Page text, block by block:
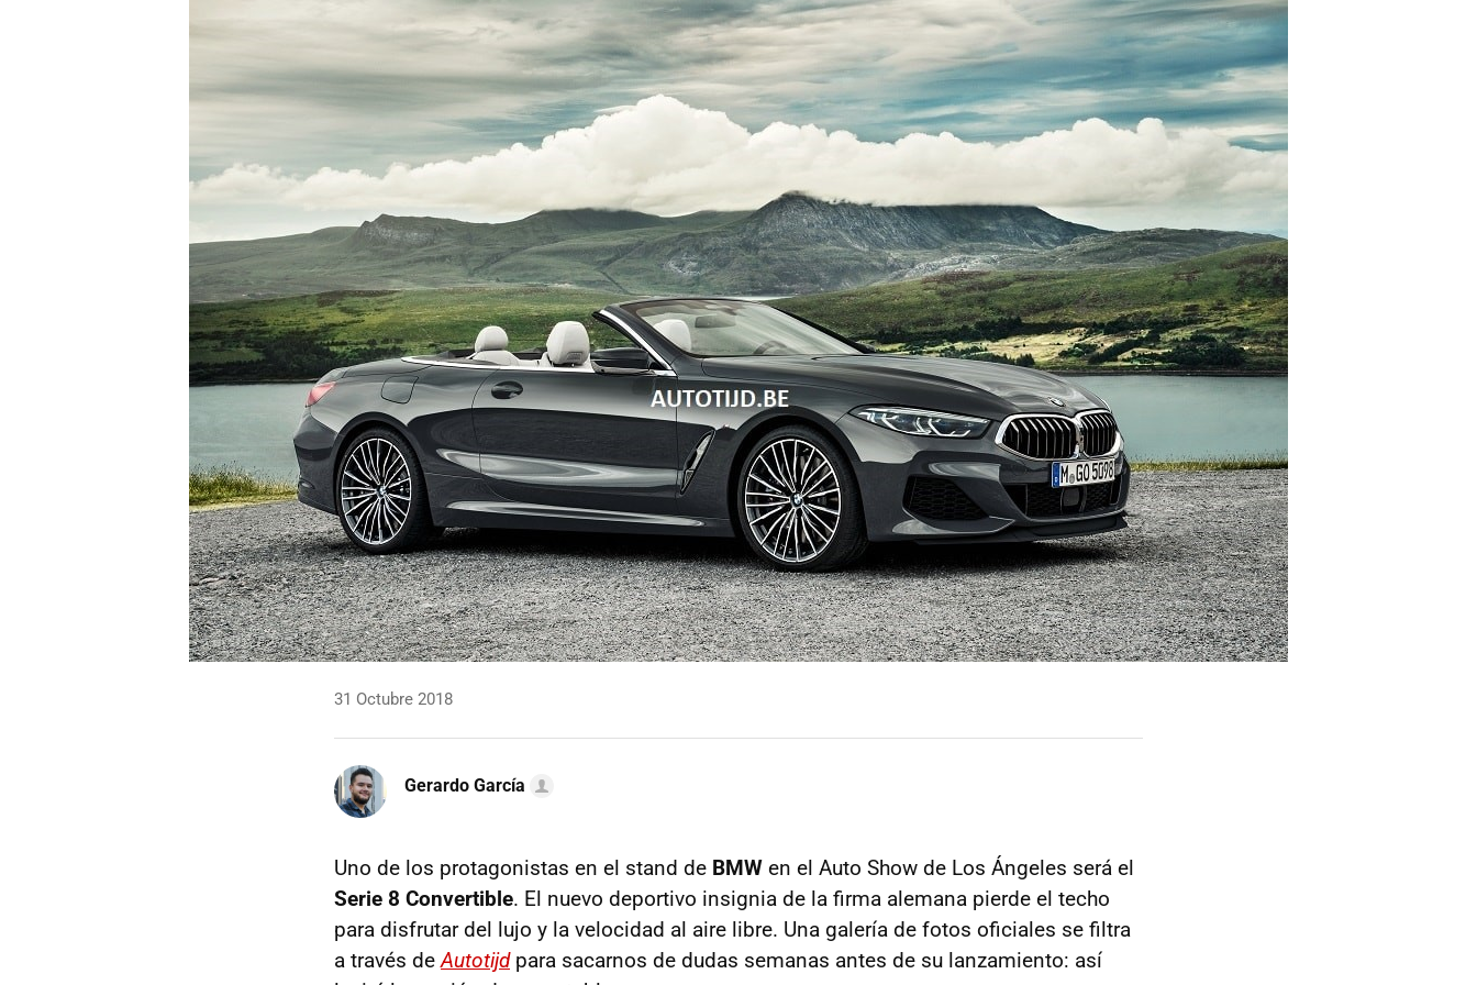
31 Octubre 2018
Gerardo García
Uno de los protagonistas en el stand de BMW en el Auto Show de Los Ángeles será el
Serie 8 Convertible. El nuevo deportivo insignia de la firma alemana pierde el techo
para disfrutar del lujo y la velocidad al aire libre. Una galería de fotos oficiales se filtra
a través deAutotijdpara sacarnos de dudas semanas antes de su lanzamiento: así